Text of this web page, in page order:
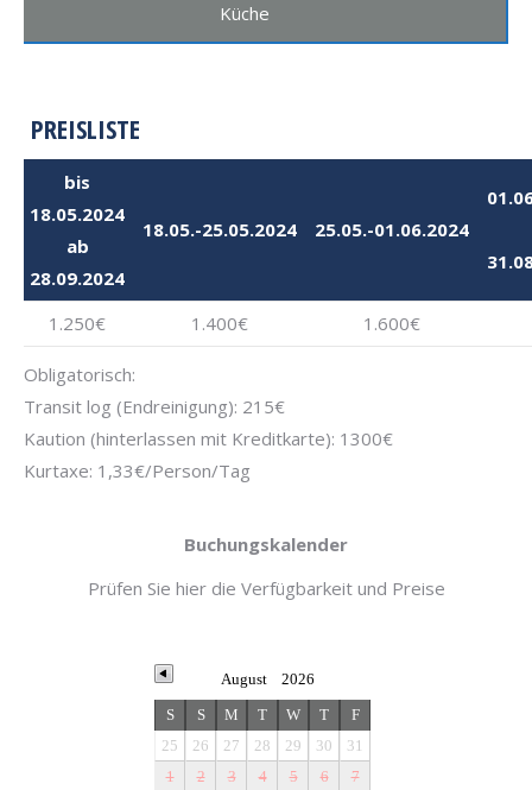
Küche
PREISLISTE
bis
18.05.2024
ab
28.09.2024
18.05.-25.05.2024 25.05.-01.06.2024
1.250€ 1.400€ 1.600€
Obligatorisch:
Transit log (Endreinigung): 215€
Kaution (hinterlassen mit Kreditkarte): 1300€
Kurtaxe: 1,33€/Person/Tag
Buchungskalender
Prüfen Sie hier die Verfügbarkeit und Preise